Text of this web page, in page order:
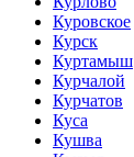
Куровское
Курск
Куртамыш
Курчалой
Курчатов
Куса
Кушва